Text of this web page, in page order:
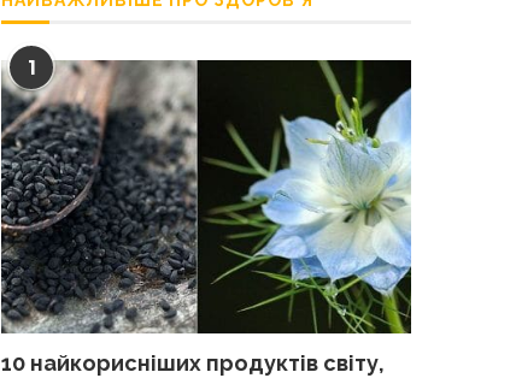
1
10 найкорисніших продуктів світу,